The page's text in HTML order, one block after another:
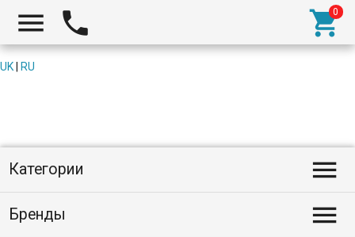
  
UK RU
Категории 
Бренды 